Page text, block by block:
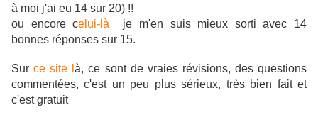
à moi j'ai eu 14 sur 20) !!
ou encore celui-là
je m'en suis mieux sorti avec 14
bonnes réponses sur 15.
Surce site là, ce sont de vraies révisions, des questions
commentées, c'est un peu plus sérieux, très bien fait et
c'est gratuit